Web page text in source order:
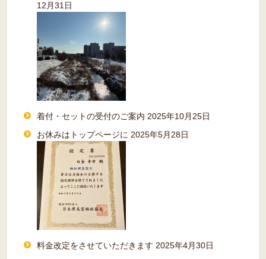
12月31日
着付・セットの受付のご案内 2025年10月25日
お休みはトップページに 2025年5月28日
料金改定をさせていただきます 2025年4月30日